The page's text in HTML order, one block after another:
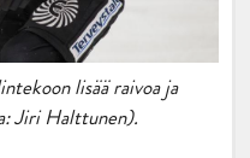
lisää raivoa ja
Jiri Halttunen).